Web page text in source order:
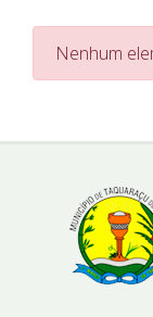
Nenhum